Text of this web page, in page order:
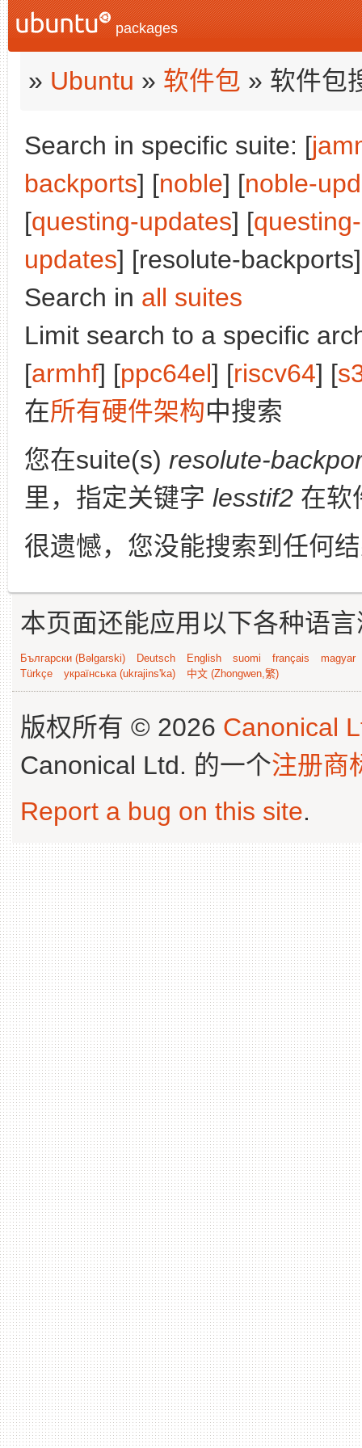
packages
» Ubuntu » 软件包 » 软件包
Search in specific suite: [
backports] [noble] [noble-
[questing-updates] [
updates] [resolute-
Search in all suites
Limit search to a specific
[armhf] [ppc64el] [riscv64] [
在所有硬件架构中搜索
您在suite(s) resolute-
里，指定关键字 lesstif2 在软
很遗憾，您没能搜索到任何
本页面还能应用以下各种语
Български (Bəlgarski) Deutsch English suomi français
magyar
Türkçe
українська (ukrajins'ka) 中文 (Zhongwen,繁)
版权所有 © 2026 Canonical
Canonical Ltd. 的一个注册商
Report a bug on this site.